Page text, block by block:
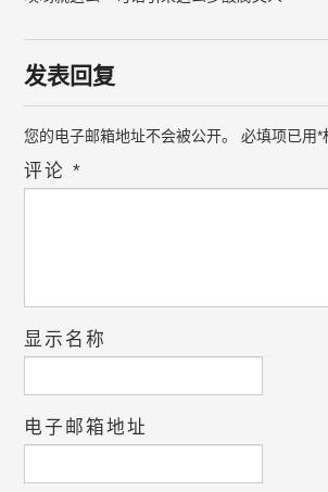
发表回复
您的电子邮箱地址不会被公开。 必填项已用*
评论*
显示名称
电子邮箱地址